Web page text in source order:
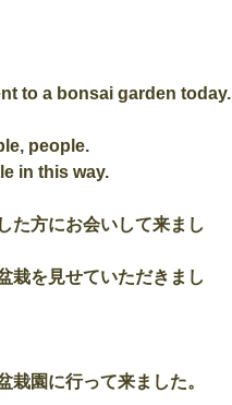
to a bonsai garden today.
people.
in this way.
た方にお会いして来まし
栽を見せていただきまし
園に行って来ました。